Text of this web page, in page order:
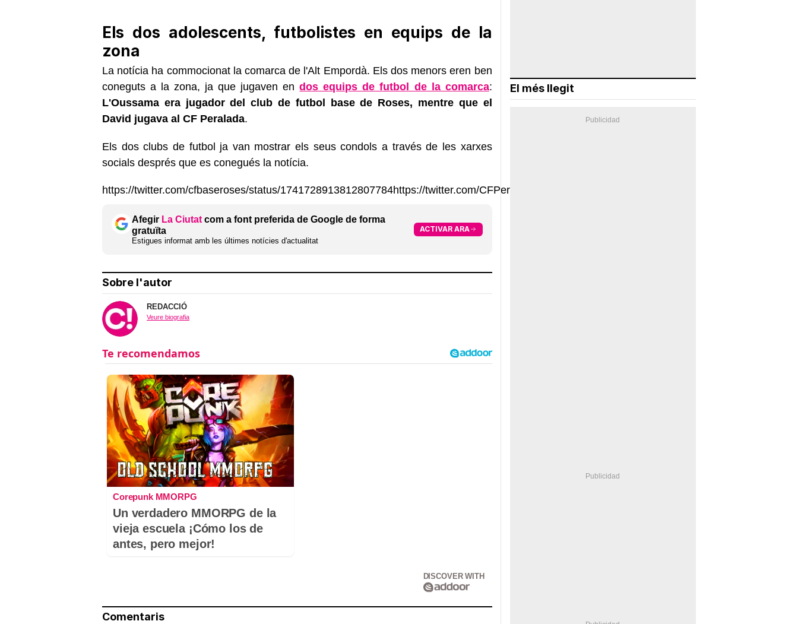
Els dos adolescents, futbolistes en equips de la
zona
La notícia ha commocionat la comarca de l'Alt Empordà. Els dos menors eren ben
coneguts a la zona, ja que jugaven endos equips de futbol de la comarca:
L'Oussama era jugador del club de futbol base de Roses, mentre que el
David jugava al CF Peralada.
Els dos clubs de futbol ja van mostrar els seus condols a través de les xarxes
socials després que es conegués la notícia.
https://twitter.com/cfbaseroses/status/1741728913812807784https://twitter.com/CFPeralada/status/1741755581185077410
Afegir La Ciutat com a font preferida de Google de forma
gratuïta
Estigues informat amb les últimes notícies d'actualitat
ACTIVAR ARA
Sobre l'autor
REDACCIÓ
Veure biografia
Corepunk MMORPG
Un verdadero MMORPG de la
vieja escuela ¡Cómo los de
antes, pero mejor!
DISCOVER WITH
Comentaris
El més llegit